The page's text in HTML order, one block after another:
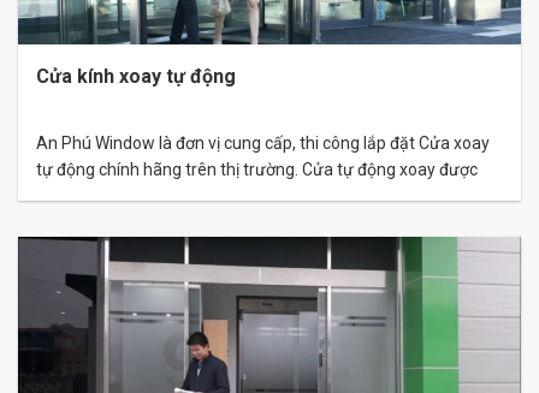
Cửa kính xoay tự động
An Phú Window là đơn vị cung cấp, thi công lắp đặt Cửa xoay
tự động chính hãng trên thị trường. Cửa tự động xoay được
cửa kính xoay tự động…